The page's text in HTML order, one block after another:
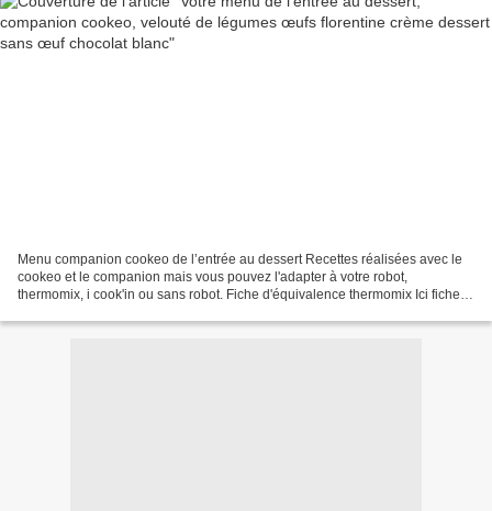
Menu companion cookeo de l’entrée au dessert Recettes réalisées avec le
cookeo et le companion mais vous pouvez l'adapter à votre robot,
thermomix, i cook'in ou sans robot. Fiche d'équivalence thermomix Ici fiche